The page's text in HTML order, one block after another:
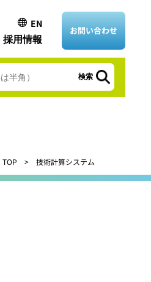
EN
採用情報
お問い合わせ
検索
TOP 技術計算システム